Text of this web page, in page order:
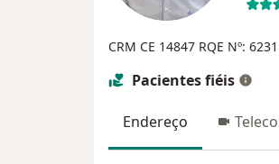
CRM CE 14847 RQE Nº: 6231
Pacientes fiéis
Endereço